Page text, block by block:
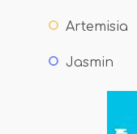
Artemisia
Jasmin